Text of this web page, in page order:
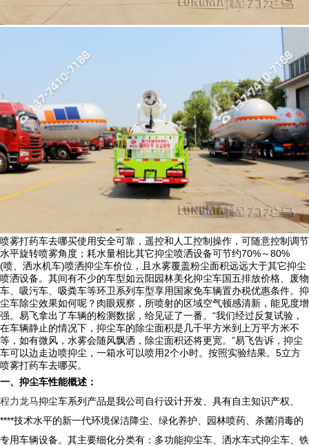
喷雾打药车去哪买使用安全可靠，遥控和人工控制操作，可随意控制调节
水平旋转喷雾角度；耗水量相比其它抑尘喷洒设备可节约70%～80%
(喷、洒水机车)喷洒抑尘车价位，且水雾覆盖粉尘面积远远大于其它抑尘
喷洒设备。其间有不少的车型如云阳园林美化抑尘车国五排放价格、废物
车、吸污车、吸粪车等环卫系列车型享用国家免车辆置办税优惠条件。抑
尘车除尘效果如何呢？肉眼观察，所喷射的区域空气顿感清新，能见度增
强。易飞拿出了车辆的检测数据，给见证了一番。“我们经过反复试验，
在车辆静止的情况下，抑尘车的除尘面积是几千平方米到上万平方米不
等，如有微风，水雾会随风飘洒，除尘面积还将更宽。”易飞告诉，抑尘
车可以边走边喷抑尘，一箱水可以喷用2个小时。按照实验结果。5立方
喷雾打药车去哪买。
一、抑尘车性能概述：
程力龙马抑尘车系列产品是我公司自行设计开发、具有自主知识产权、
****技术水平的新一代环境保洁降尘、绿化养护、园林喷药、杀菌消毒的
专用车辆设备。其主要细化分类有：多功能抑尘车、洒水车式抑尘车、铁